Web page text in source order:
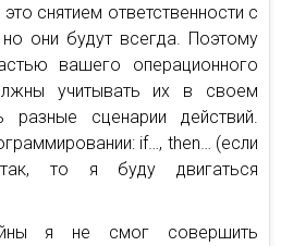
снятием ответственности с
они будут всегда. Поэтому
вашего операционного
учитывать их в своем
разные сценарии действий.
if…, then… (если
то я буду двигаться
я не смог совершить